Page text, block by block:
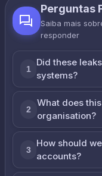
Perguntas
Saiba mais
responder
1
Did these
systems?
2
What does
organisation?
3
How should
accounts?